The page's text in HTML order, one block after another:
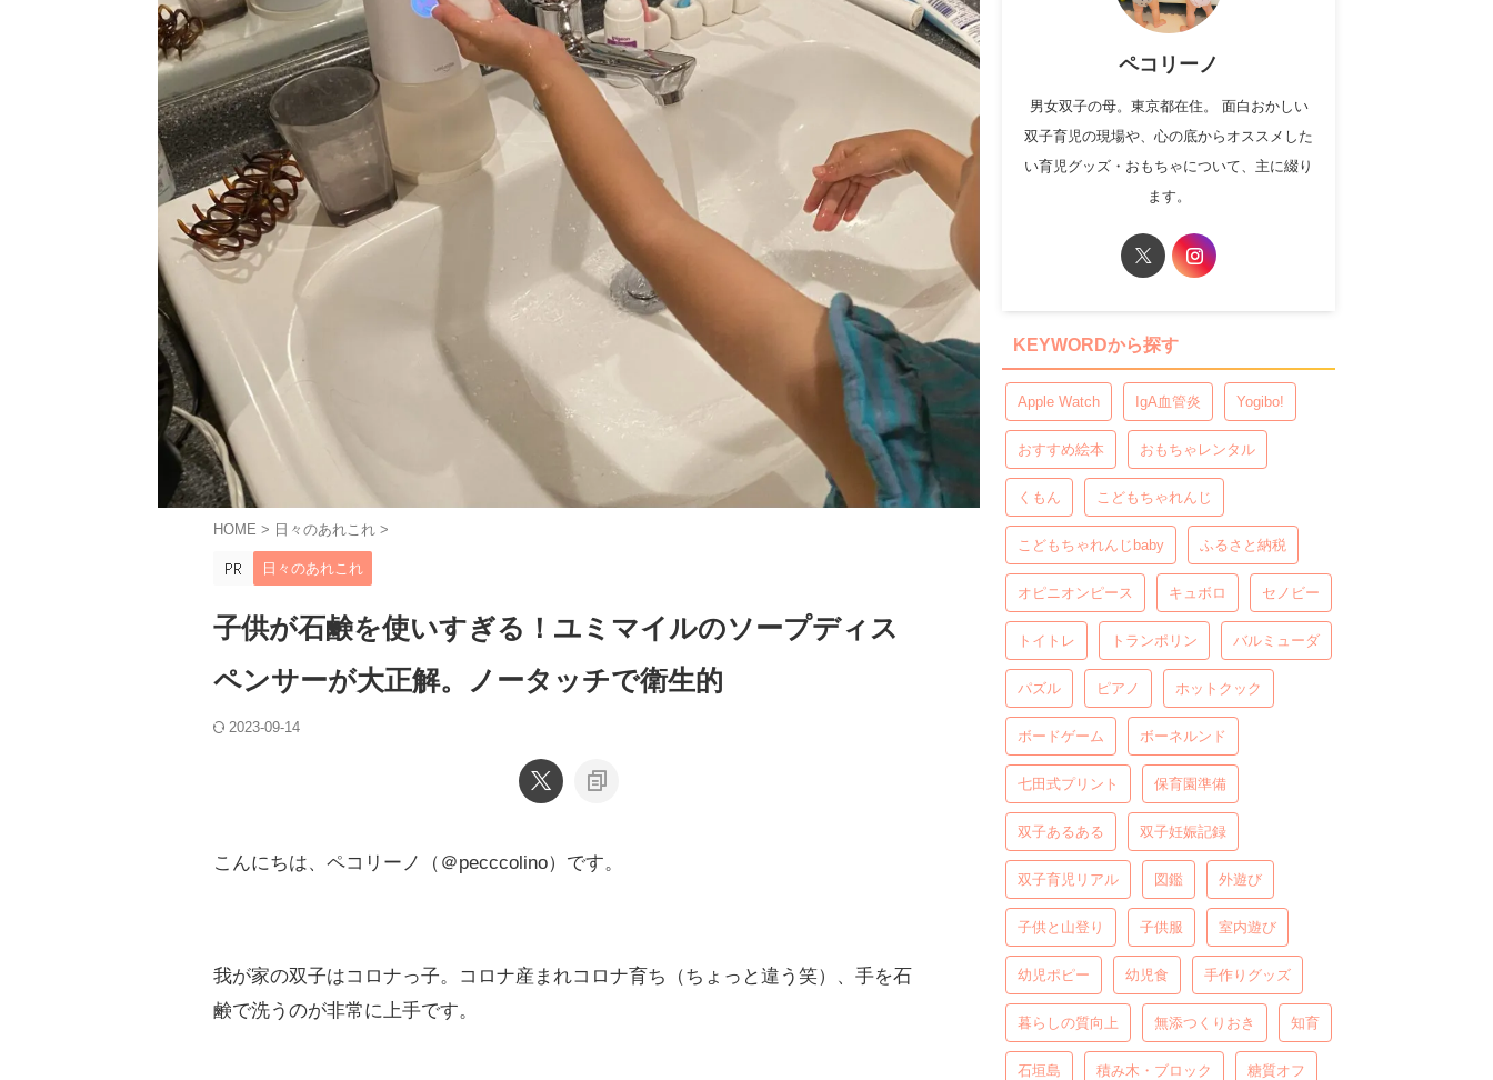
HOME > 日々のあれこれ >
日々のあれこれ
子供が石鹸を使いすぎる！ユミマイルのソープディス
ペンサーが大正解。ノータッチで衛生的
2023-09-14
こんにちは、ペコリーノ（＠pecccolino）です。
我が家の双子はコロナっ子。コロナ産まれコロナ育ち（ちょっと違う笑）、手を石
鹸で洗うのが非常に上手です。
ペコリーノ
男女双子の母。東京都在住。 面白おかしい
双子育児の現場や、心の底からオススメした
い育児グッズ・おもちゃについて、主に綴り
ます。
KEYWORDから探す
Apple Watch IgA血管炎 Yogibo!
おすすめ絵本 おもちゃレンタル
くもん こどもちゃれんじ
こどもちゃれんじbaby ふるさと納税
オピニオンピース キュボロ セノビー
トイトレ トランポリン バルミューダ
パズル ピアノ ホットクック
ボードゲーム ボーネルンド
七田式プリント 保育園準備
双子あるある 双子妊娠記録
双子育児リアル 図鑑 外遊び
子供と山登り 子供服 室内遊び
幼児ポピー 幼児食 手作りグッズ
暮らしの質向上 無添つくりおき 知育
石垣島 積み木・ブロック 糖質オフ